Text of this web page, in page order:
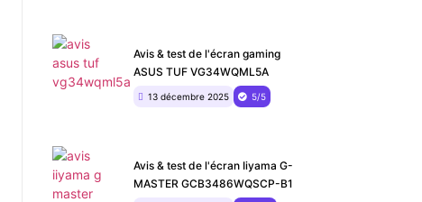
Avis & test de l'écran gaming
ASUS TUF VG34WQML5A
13 décembre 2025 5/5
Avis & test de l'écran Iiyama G-
MASTER GCB3486WQSCP-B1